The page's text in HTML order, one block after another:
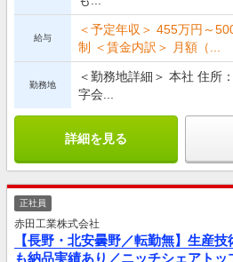
給与
＜予定年収＞ 455万円～
制 ＜賃金内訳＞ 月額（...
勤務地
＜勤務地詳細＞ 本社 住所
字会...
詳細を見る
正社員
赤田工業株式会社
【長野・北安曇野／転勤無】生産
も納品実績あり／ニッチシェアト